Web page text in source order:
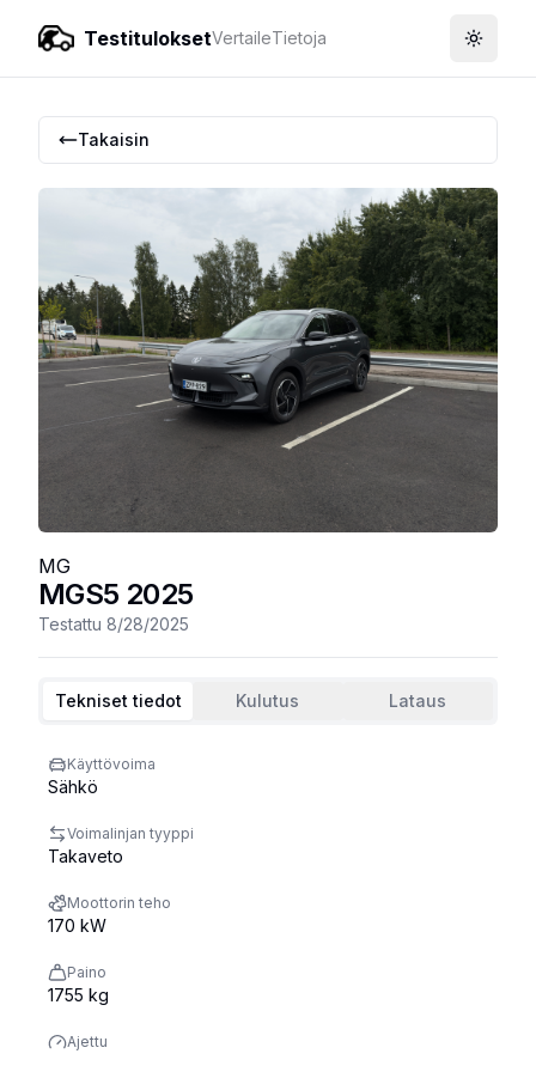
TestituloksetVertaileTietoja Toggle
Takaisin
MG
MGS5 2025
Testattu 8/28/2025
Tekniset tiedot Kulutus Lataus
Käyttövoima
Sähkö
Voimalinjan tyyppi
Takaveto
Moottorin teho
170 kW
Paino
1755 kg
Ajettu